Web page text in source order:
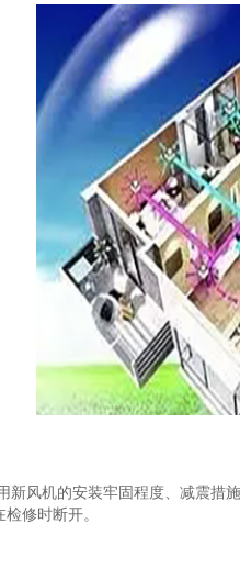
机的安装牢固程度、减震措
修时断开。